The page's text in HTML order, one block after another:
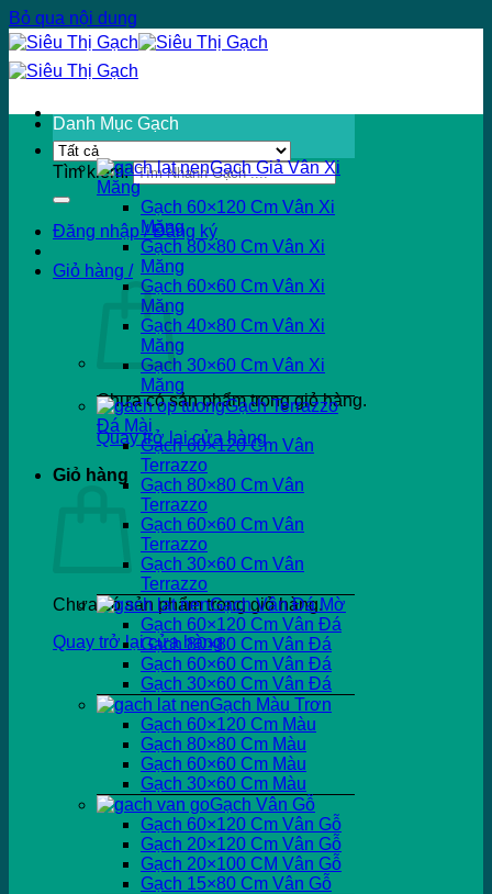
Bỏ qua nội dung
Tìm kiếm:
Đăng nhập / Đăng ký
Giỏ hàng /
Chưa có sản phẩm trong giỏ hàng.
Quay trở lại cửa hàng
Giỏ hàng
Chưa có sản phẩm trong giỏ hàng.
Quay trở lại cửa hàng
Danh Mục Gạch
Gạch Giả Vân Xi
Măng
Gạch 60×120 Cm Vân Xi
Măng
Gạch 80×80 Cm Vân Xi
Măng
Gạch 60×60 Cm Vân Xi
Măng
Gạch 40×80 Cm Vân Xi
Măng
Gạch 30×60 Cm Vân Xi
Măng
Gạch Terrazzo
Đá Mài
Gạch 60×120 Cm Vân
Terrazzo
Gạch 80×80 Cm Vân
Terrazzo
Gạch 60×60 Cm Vân
Terrazzo
Gạch 30×60 Cm Vân
Terrazzo
Gạch Vân Đá Mờ
Gạch 60×120 Cm Vân Đá
Gạch 80×80 Cm Vân Đá
Gạch 60×60 Cm Vân Đá
Gạch 30×60 Cm Vân Đá
Gạch Màu Trơn
Gạch 60×120 Cm Màu
Gạch 80×80 Cm Màu
Gạch 60×60 Cm Màu
Gạch 30×60 Cm Màu
Gạch Vân Gỗ
Gạch 60×120 Cm Vân Gỗ
Gạch 20×120 Cm Vân Gỗ
Gạch 20×100 CM Vân Gỗ
Gạch 15×80 Cm Vân Gỗ